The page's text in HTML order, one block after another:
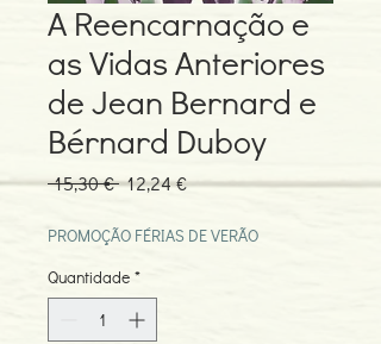
A Reencarnação e
as Vidas Anteriores
de Jean Bernard e
Bérnard Duboy
15,30 € Preço
12,24 €Preço
PROMOÇÃO FÉRIAS DE VERÃO
Quantidade *